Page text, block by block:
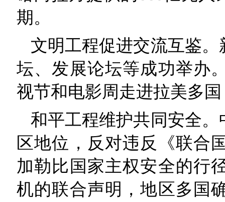
期。
文明工程促进交流互鉴
坛、发展论坛等成功举办
视节和电影周走进拉美多
和平工程维护共同安全
区地位，反对违反《联合
加勒比国家主权安全的行
机的联合声明，地区多国